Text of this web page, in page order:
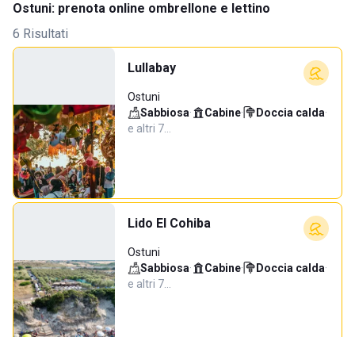
Ostuni: prenota online ombrellone e lettino
6 Risultati
Lullabay
Ostuni
Sabbiosa· Cabine· Doccia calda·
e altri 7…
Lido El Cohiba
Ostuni
Sabbiosa· Cabine· Doccia calda·
e altri 7…